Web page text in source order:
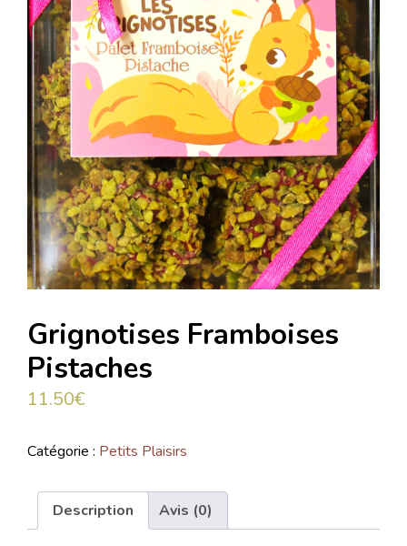
Grignotises Framboises
Pistaches
11.50€
Catégorie : Petits Plaisirs
Description Avis (0)